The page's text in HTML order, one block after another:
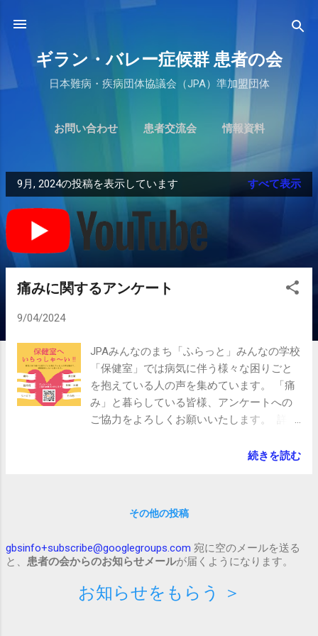
ギラン・バレー症候群 患者の会
日本難病・疾病団体協議会（JPA）準加盟団体
お問い合わせ 患者交流会 情報資料
投
稿
9月, 2024の投稿を表示しています すべて表示
痛みに関するアンケート
9/04/2024
JPAみんなのまち「ふらっと」みんなの学校
「保健室」では病気に伴う様々な困りごと
を抱えている人の声を集めています。 「痛
み」と暮らしている皆様、アンケートへの
ご協力をよろしくお願いいたします。 詳細
https://jpaflat.jp/2024/08/21/3948/続きを読む
その他の投稿
gbsinfo+subscribe@googlegroups.com 宛に空のメールを送る
と、 患者の会からのお知らせメールが届くようになります。
お知らせをもらう ＞